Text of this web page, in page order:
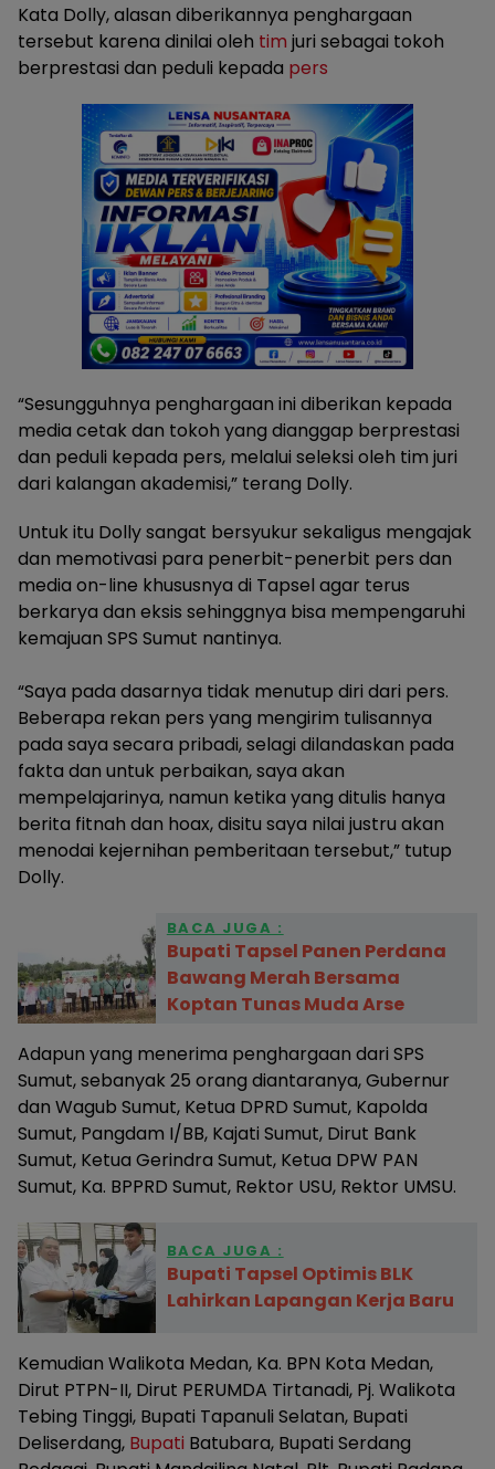
Kata Dolly, alasan diberikannya penghargaan
tersebut karena dinilai oleh tim juri sebagai tokoh
berprestasi dan peduli kepada pers
“Sesungguhnya penghargaan ini diberikan kepada
media cetak dan tokoh yang dianggap berprestasi
dan peduli kepada pers, melalui seleksi oleh tim juri
dari kalangan akademisi,” terang Dolly.
Untuk itu Dolly sangat bersyukur sekaligus mengajak
dan memotivasi para penerbit-penerbit pers dan
media on-line khususnya di Tapsel agar terus
berkarya dan eksis sehinggnya bisa mempengaruhi
kemajuan SPS Sumut nantinya.
“Saya pada dasarnya tidak menutup diri dari pers.
Beberapa rekan pers yang mengirim tulisannya
pada saya secara pribadi, selagi dilandaskan pada
fakta dan untuk perbaikan, saya akan
mempelajarinya, namun ketika yang ditulis hanya
berita fitnah dan hoax, disitu saya nilai justru akan
menodai kejernihan pemberitaan tersebut,” tutup
Dolly.
BACA JUGA :
Bupati Tapsel Panen Perdana
Bawang Merah Bersama
Koptan Tunas Muda Arse
Adapun yang menerima penghargaan dari SPS
Sumut, sebanyak 25 orang diantaranya, Gubernur
dan Wagub Sumut, Ketua DPRD Sumut, Kapolda
Sumut, Pangdam I/BB, Kajati Sumut, Dirut Bank
Sumut, Ketua Gerindra Sumut, Ketua DPW PAN
Sumut, Ka. BPPRD Sumut, Rektor USU, Rektor UMSU.
BACA JUGA :
Bupati Tapsel Optimis BLK
Lahirkan Lapangan Kerja Baru
Kemudian Walikota Medan, Ka. BPN Kota Medan,
Dirut PTPN-II, Dirut PERUMDA Tirtanadi, Pj. Walikota
Tebing Tinggi, Bupati Tapanuli Selatan, Bupati
Deliserdang, Bupati Batubara, Bupati Serdang